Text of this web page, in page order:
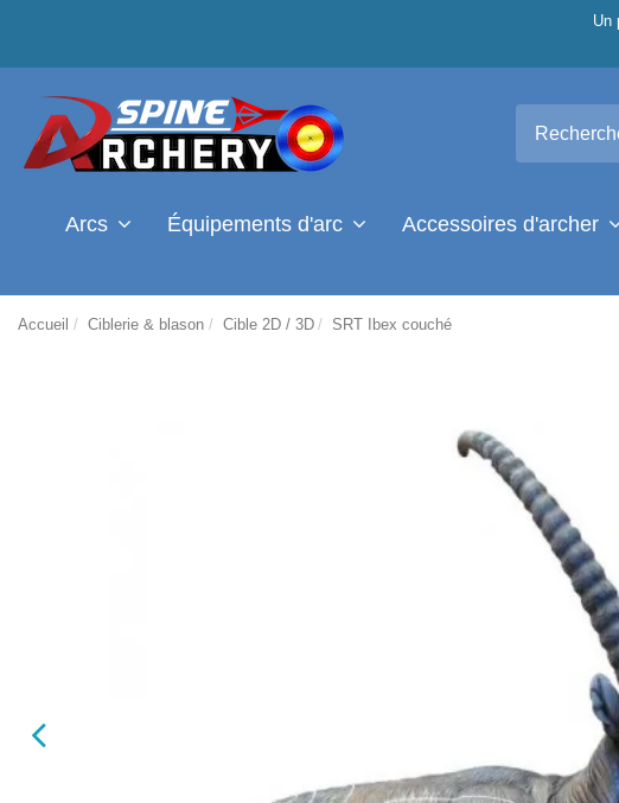
Un
Arcs Équipements d'arc Accessoires d'archer
Accueil Ciblerie & blason Cible 2D / 3D SRT Ibex couché